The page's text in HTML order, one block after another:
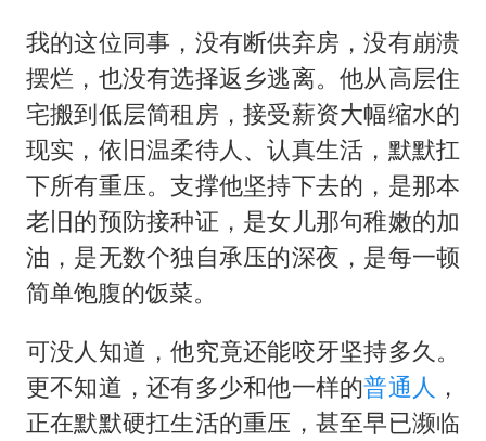
我的这位同事，没有断供弃房，没有崩溃
摆烂，也没有选择返乡逃离。他从高层住
宅搬到低层简租房，接受薪资大幅缩水的
现实，依旧温柔待人、认真生活，默默扛
下所有重压。支撑他坚持下去的，是那本
老旧的预防接种证，是女儿那句稚嫩的加
油，是无数个独自承压的深夜，是每一顿
简单饱腹的饭菜。
可没人知道，他究竟还能咬牙坚持多久。
更不知道，还有多少和他一样的普通人 ，
正在默默硬扛生活的重压，甚至早已濒临